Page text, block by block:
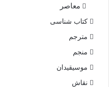
معاصر
کتاب شناسی
مترجم
منجم
موسیقیدان
نقاش